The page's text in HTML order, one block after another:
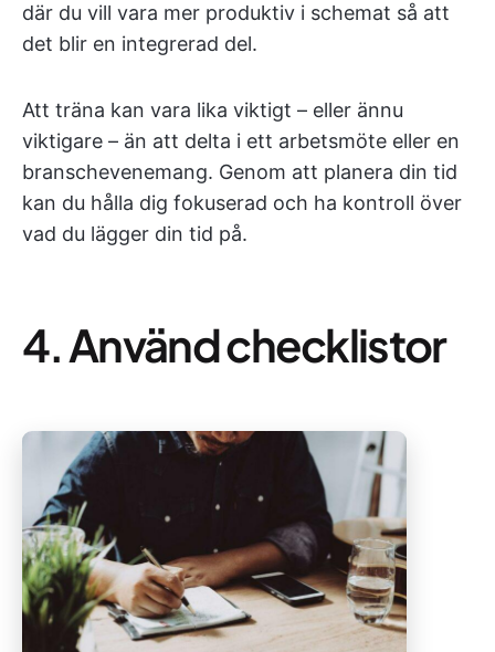
där du vill vara mer produktiv i schemat så att
det blir en integrerad del.
Att träna kan vara lika viktigt – eller ännu
viktigare – än att delta i ett arbetsmöte eller en
branschevenemang. Genom att planera din tid
kan du hålla dig fokuserad och ha kontroll över
vad du lägger din tid på.
4. Använd checklistor